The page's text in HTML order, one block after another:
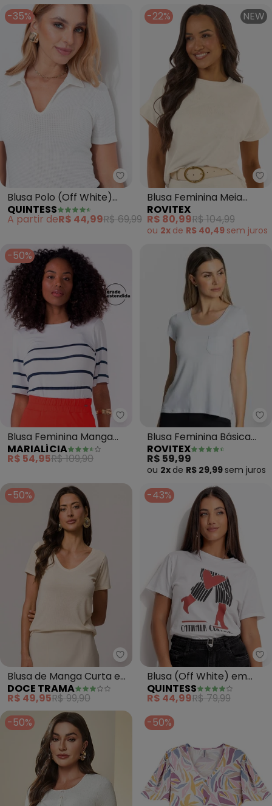
-35%
Quintess - Blusa Polo (Off
Blusa Polo (Off White)
em Malha Texturizada
QUINTESS
A partir deR$ 44,99R$ 69,99
-22% NEW
Blusa Feminina Meia
Malha Linho (Branco)
ROVITEX
R$ 80,99R$ 104,99
ou 2x de R$ 40,49 sem juros
-50%
Marialícia - Blusa Feminina
Blusa Feminina Manga
Curta Listrada (Branco)
MARIALÍCIA
R$ 54,95R$ 109,90
Blusa Feminina Básica
(Branco)
ROVITEX
R$ 59,99
ou 2x de R$ 29,99 sem juros
-50%
Doce Trama - Blusa de
Blusa de Manga Curta em
Tricot Flamê (Branco)
DOCE TRAMA
R$ 49,95R$ 99,90
-43%
Blusa (Off White) em
Malha de Algodão
Penteado
QUINTESS
R$ 44,99R$ 79,99
-50%
-50%